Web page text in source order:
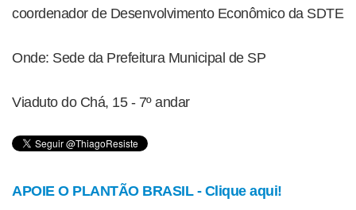
coordenador de Desenvolvimento Econômico da SDTE
Onde: Sede da Prefeitura Municipal de SP
Viaduto do Chá, 15 - 7º andar
APOIE O PLANTÃO BRASIL - Clique aqui!